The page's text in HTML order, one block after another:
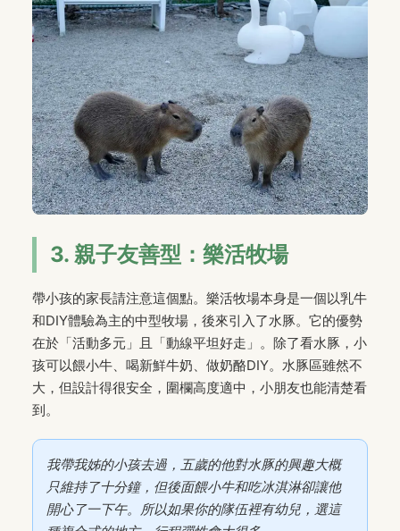
3. 親子友善型：樂活牧場
帶小孩的家長請注意這個點。樂活牧場本身是一個以乳牛
和DIY體驗為主的中型牧場，後來引入了水豚。它的優勢
在於「活動多元」且「動線平坦好走」。除了看水豚，小
孩可以餵小牛、喝新鮮牛奶、做奶酪DIY。水豚區雖然不
大，但設計得很安全，圍欄高度適中，小朋友也能清楚看
到。
我帶我姊的小孩去過，五歲的他對水豚的興趣大概
只維持了十分鐘，但後面餵小牛和吃冰淇淋卻讓他
開心了一下午。所以如果你的隊伍裡有幼兒，選這